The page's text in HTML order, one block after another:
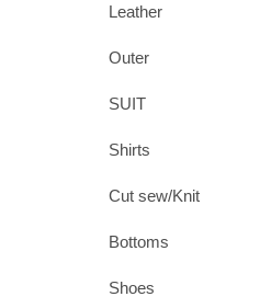
Leather
Outer
SUIT
Shirts
Cut sew/Knit
Bottoms
Shoes